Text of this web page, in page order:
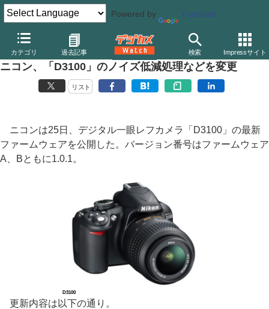
Powered by Translate
カテゴリ 過去記事 検索 Impressサイト
デジカメ Watch カメラ 一眼レフカメラ ニコン
ニコン、「D3100」のノイズ低減処理などを変更
リスト
ニコンは25日、デジタル一眼レフカメラ「D3100」の最新
ファームウェアを公開した。バージョン番号はファームウェア
A、Bともに1.0.1。
D3100
更新内容は以下の通り。